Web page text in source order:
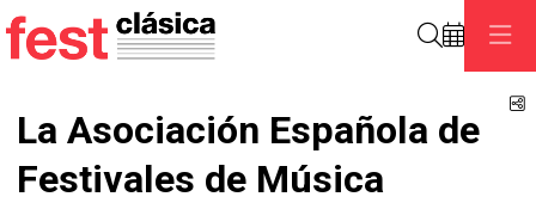
La Asociación Española de
Festivales de Música